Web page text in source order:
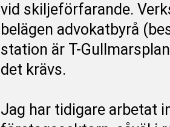
vid skiljeförfarande.
belägen advokatbyrå
station är T-
det krävs.
Jag har tidigare arbetat